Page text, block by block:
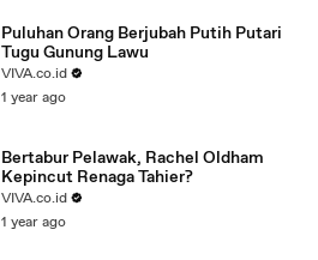
Puluhan Orang Berjubah Putih Putari
Tugu Gunung Lawu
VIVA.co.id
1 year ago
Bertabur Pelawak, Rachel Oldham
Kepincut Renaga Tahier?
VIVA.co.id
1 year ago